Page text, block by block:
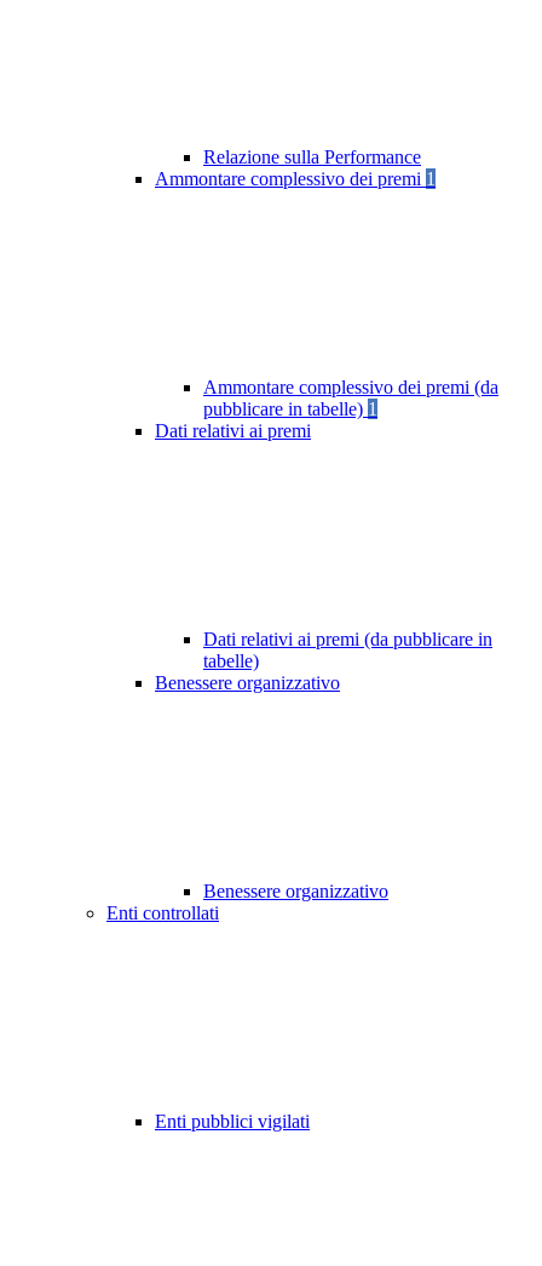
Relazione sulla Performance
Ammontare complessivo dei premi 1
Ammontare complessivo dei premi (da
pubblicare in tabelle) 1
Dati relativi ai premi
Dati relativi ai premi (da pubblicare in
tabelle)
Benessere organizzativo
Benessere organizzativo
Enti controllati
Enti pubblici vigilati